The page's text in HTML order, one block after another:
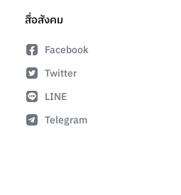
สื่อสังคม
Facebook
Twitter
LINE
Telegram